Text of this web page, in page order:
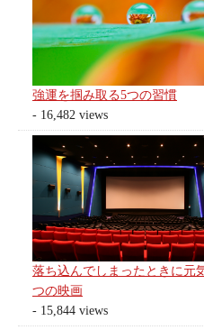
強運を掴み取る5つの習慣
- 16,482 views
落ち込んでしまったときに元
つの映画
- 15,844 views